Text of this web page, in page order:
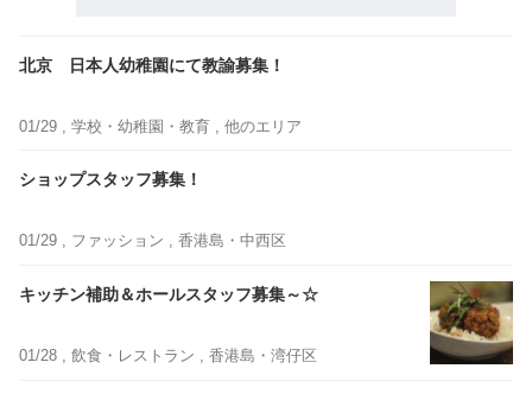
北京 日本人幼稚園にて教諭募集！
01/29 , 学校・幼稚園・教育 , 他のエリア
ショップスタッフ募集！
01/29 , ファッション , 香港島・中西区
キッチン補助＆ホールスタッフ募集～☆
01/28 , 飲食・レストラン , 香港島・湾仔区